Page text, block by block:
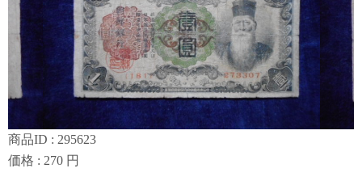
商品ID : 295623
価格 : 270 円